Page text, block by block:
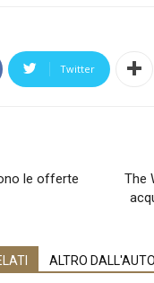
Twitter
le offerte
The
ALTRO